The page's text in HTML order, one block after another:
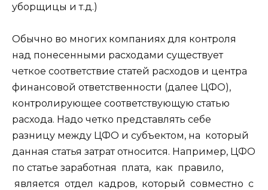
уборщицы и т.д.)
Обычно во многих компаниях для контроля
над понесенными расходами существует
четкое соответствие статей расходов и центра
финансовой ответственности (далее ЦФО),
контролирующее соответствующую статью
расхода. Надо четко представлять себе
разницу между ЦФО и субъектом, на который
данная статья затрат относится. Например, ЦФО
по статье заработная плата, как правило,
является отдел кадров, который совместно с